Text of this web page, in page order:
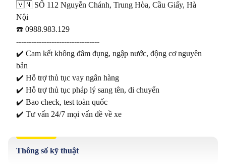
🇻🇳 SỐ 112 Nguyễn Chánh, Trung Hòa, Cầu Giấy, Hà
Nội
☎️ 0988.983.129
---------------------------------
✔️ Cam kết không đâm đụng, ngập nước, động cơ nguyên
bản
✔️ Hỗ trợ thủ tục vay ngân hàng
✔️ Hỗ trợ thủ tục pháp lý sang tên, di chuyển
✔️ Bao check, test toàn quốc
✔️ Tư vấn 24/7 mọi vấn đề về xe
Thông số kỹ thuật